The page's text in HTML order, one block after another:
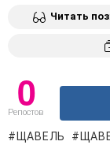
Читать
0
Репостов
ЩАВЕЛЬ